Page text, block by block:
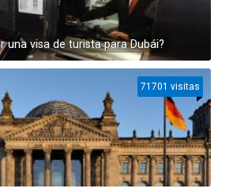
una visa de turista para Dubái?
71701 visitas